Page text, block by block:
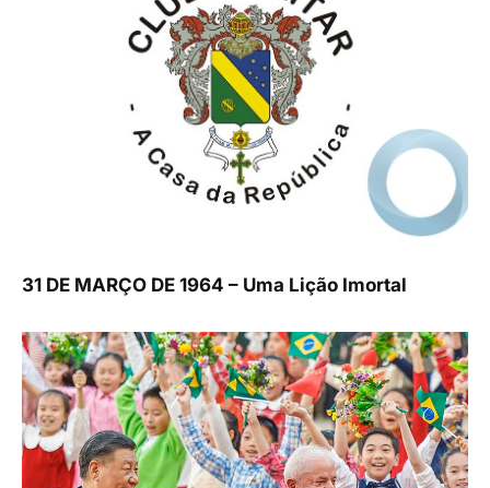
31 DE MARÇO DE 1964 – Uma Lição Imortal